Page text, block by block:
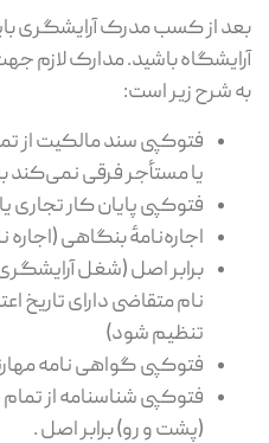
بعد از کسب مدرک آرایشگری
آرایشگاه باشید. مدارک لازم
به شرح زیر است:
فتوکپی سند مالکیت از
یا مستأجر فرقی نمی‌کند
فتوکپی پایان کار تجاری
اجاره‌نامهٔ بنگاهی (اجاره
برابر اصل (شغل
نام متقاضی دارای تاریخ
تنظیم شود)
فتوکپی گواهی نامه
فتوکپی شناسنامه از
(پشت و رو) برابر اصل .